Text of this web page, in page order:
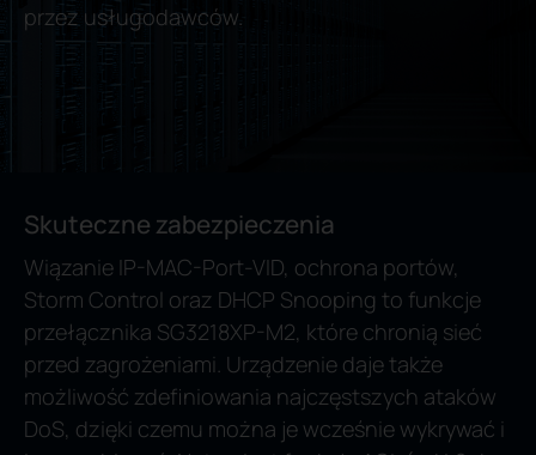
przez usługodawców.
Skuteczne zabezpieczenia
Wiązanie IP-MAC-Port-VID, ochrona portów,
Storm Control oraz DHCP Snooping to funkcje
przełącznika SG3218XP-M2, które chronią sieć
przed zagrożeniami. Urządzenie daje także
możliwość zdefiniowania najczęstszych ataków
DoS, dzięki czemu można je wcześnie wykrywać i